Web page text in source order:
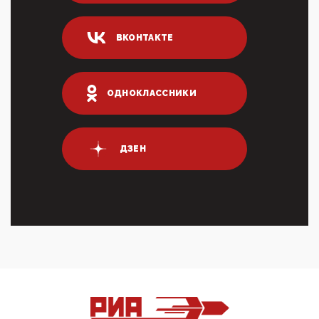
логических двухЗаполнение ИНН при любых
переводах по ...
03:35, 10 Апреля 2026
крупных банках по итогам 2025 года превысило 63
млрд руб. ...
03:01, 10 Апреля 2026
что союзники просили Киев не наносить удары по
энергети...
01:54, 10 Апреля 2026
Сионистское правительство благосклонно
ВКОНТАКТЕ
ОДНОКЛАССНИКИ
ДЗЕН